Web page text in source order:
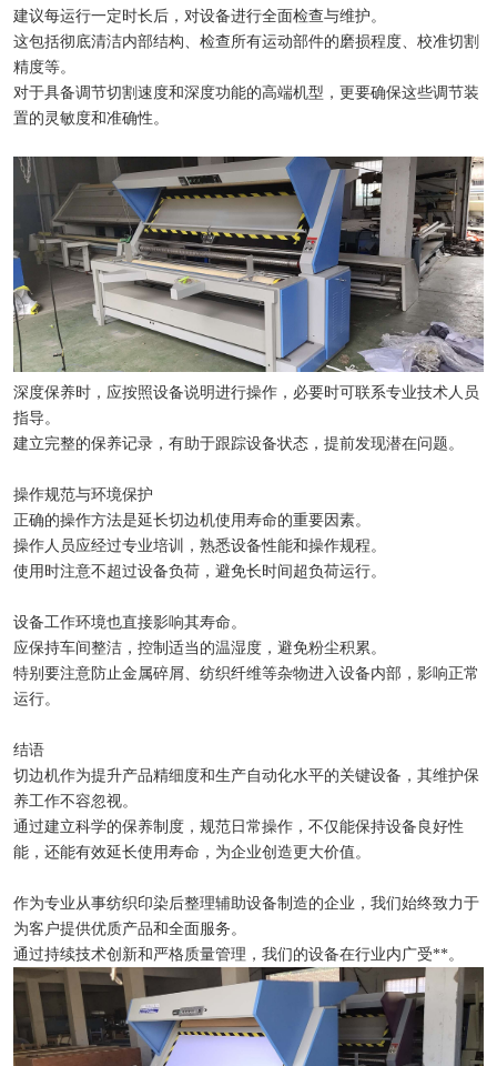
建议每运行一定时长后，对设备进行全面检查与维护。
这包括彻底清洁内部结构、检查所有运动部件的磨损程度、校准切割
精度等。
对于具备调节切割速度和深度功能的高端机型，更要确保这些调节装
置的灵敏度和准确性。
深度保养时，应按照设备说明进行操作，必要时可联系专业技术人员
指导。
建立完整的保养记录，有助于跟踪设备状态，提前发现潜在问题。
操作规范与环境保护
正确的操作方法是延长切边机使用寿命的重要因素。
操作人员应经过专业培训，熟悉设备性能和操作规程。
使用时注意不超过设备负荷，避免长时间超负荷运行。
设备工作环境也直接影响其寿命。
应保持车间整洁，控制适当的温湿度，避免粉尘积累。
特别要注意防止金属碎屑、纺织纤维等杂物进入设备内部，影响正常
运行。
结语
切边机作为提升产品精细度和生产自动化水平的关键设备，其维护保
养工作不容忽视。
通过建立科学的保养制度，规范日常操作，不仅能保持设备良好性
能，还能有效延长使用寿命，为企业创造更大价值。
作为专业从事纺织印染后整理辅助设备制造的企业，我们始终致力于
为客户提供优质产品和全面服务。
通过持续技术创新和严格质量管理，我们的设备在行业内广受**。